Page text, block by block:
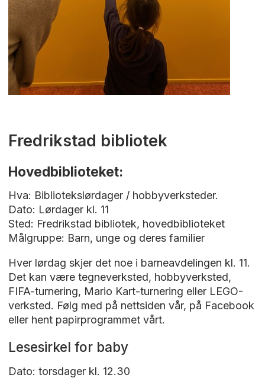
Fredrikstad bibliotek
Hovedbiblioteket:
Hva: Bibliotekslørdager / hobbyverksteder.
Dato: Lørdager kl. 11
Sted: Fredrikstad bibliotek, hovedbiblioteket
Målgruppe: Barn, unge og deres familier
Hver lørdag skjer det noe i barneavdelingen kl. 11.
Det kan være tegneverksted, hobbyverksted,
FIFA-turnering, Mario Kart-turnering eller LEGO-
verksted. Følg med på nettsiden vår, på Facebook
eller hent papirprogrammet vårt.
Lesesirkel for baby
Dato: torsdager kl. 12.30